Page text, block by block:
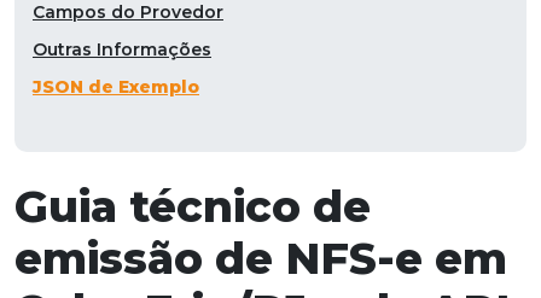
Guia técnico de
emissão de NFS-e em
Campos do Provedor
Outras Informações
JSON de Exemplo